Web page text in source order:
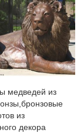
Символ 2018
№1) теперь
Белый Барс…
статуэтки
медведей из
из
декора